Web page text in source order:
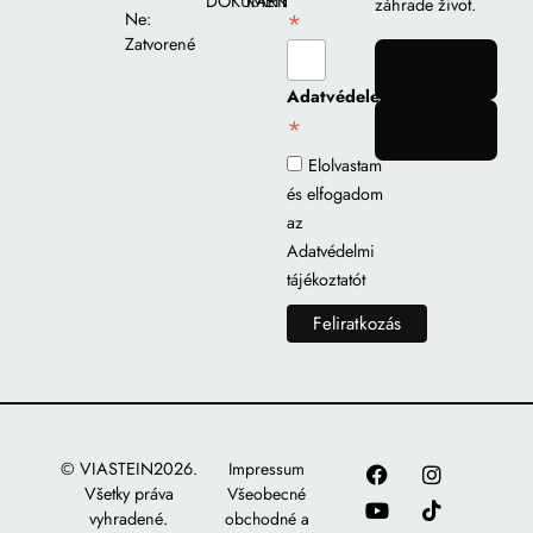
Ne:
Zatvorené
*
Adatvédelem
*
Elolvastam
és elfogadom
az
Adatvédelmi
tájékoztatót
záhrade život.
© VIASTEIN2026.
Všetky práva
vyhradené.
Impressum
Všeobecné
obchodné a